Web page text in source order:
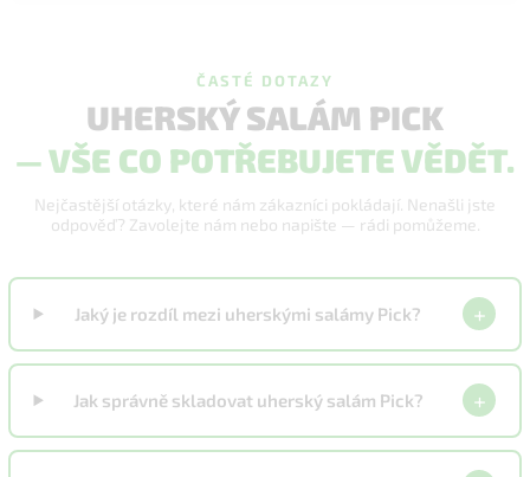
ČASTÉ DOTAZY
UHERSKÝ SALÁM PICK
— VŠE CO POTŘEBUJETE VĚDĚT.
Nejčastější otázky, které nám zákazníci pokládají. Nenašli jste
odpověď? Zavolejte nám nebo napište — rádi pomůžeme.
Jaký je rozdíl mezi uherskými salámy Pick? +
Jak správně skladovat uherský salám Pick? +